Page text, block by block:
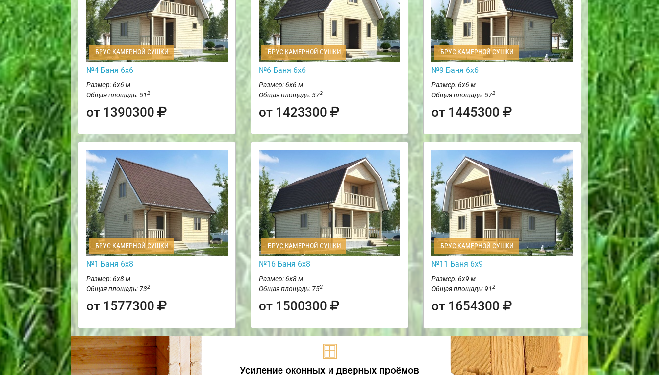
БРУС КАМЕРНОЙ СУШКИ
№4 Баня 6х6
Размер: 6х6 м
Общая площадь: 512
от 1390300
БРУС КАМЕРНОЙ СУШКИ
№6 Баня 6х6
Размер: 6х6 м
Общая площадь: 572
от 1423300
БРУС КАМЕРНОЙ СУШКИ
№9 Баня 6х6
Размер: 6х6 м
Общая площадь: 572
от 1445300
БРУС КАМЕРНОЙ СУШКИ
№1 Баня 6х8
Размер: 6х8 м
Общая площадь: 732
от 1577300
БРУС КАМЕРНОЙ СУШКИ
№16 Баня 6х8
Размер: 6х8 м
Общая площадь: 752
от 1500300
БРУС КАМЕРНОЙ СУШКИ
№11 Баня 6х9
Размер: 6х9 м
Общая площадь: 912
от 1654300